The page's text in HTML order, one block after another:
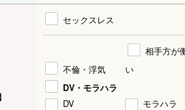
セックスレス
不倫・浮気
相手方が
い
DV・モラハラ
DV
モラハラ